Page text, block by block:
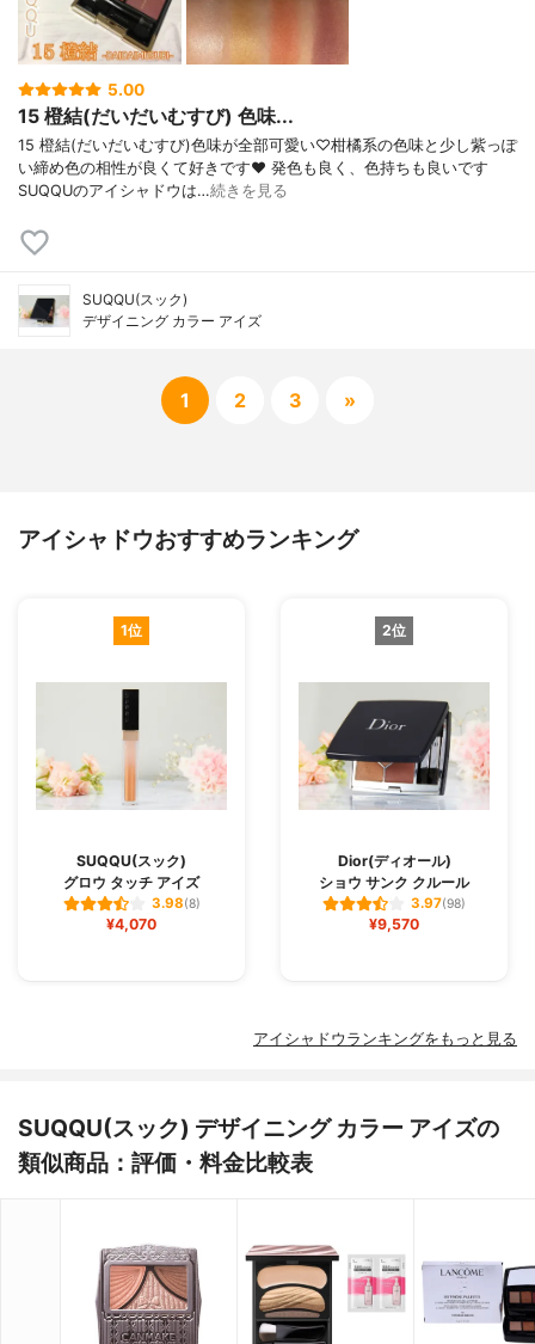
5.00
15 橙結(だいだいむすび) 色味...
15 橙結(だいだいむすび)色味が全部可愛い♡柑橘系の色味と少し紫っぽ
い締め色の相性が良くて好きです❤️ 発色も良く、色持ちも良いです
SUQQUのアイシャドウは…続きを見る
SUQQU(スック)
デザイニング カラー アイズ
1 2 3 »
アイシャドウおすすめランキング
1位
SUQQU(スック)
グロウ タッチ アイズ
3.98(8)
¥4,070
2位
Dior(ディオール)
ショウ サンク クルール
3.97(98)
¥9,570
アイシャドウランキングをもっと見る
SUQQU(スック) デザイニング カラー アイズの
類似商品：評価・料金比較表